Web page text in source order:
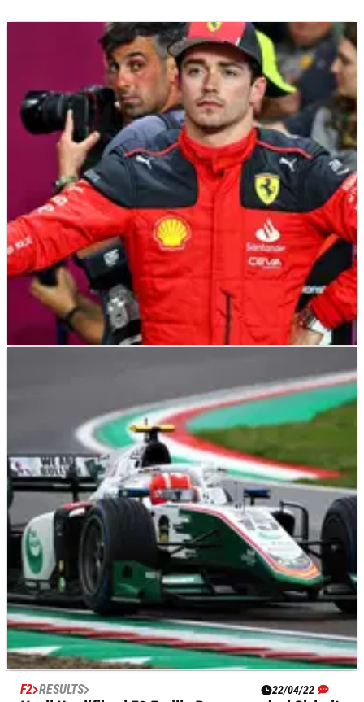
Leclerc Anggap Red Bull "Berada di Planet
Charles Leclerc&nbsp;mengakui Red Bull "berada di planet
lain" setelah dia dikalahkan ke posisi terdepan oleh Sergio
Perez untuk Grand Prix F1 Arab Saudi.
F2 RESULTS 22/04/22